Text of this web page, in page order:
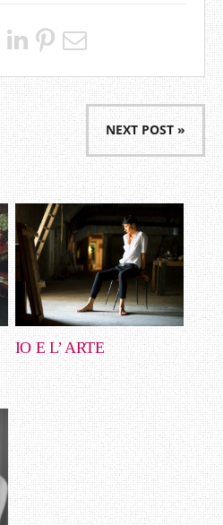
NEXT POST »
IO E L’ ARTE